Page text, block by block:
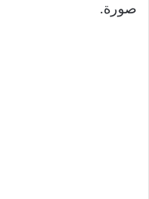
صورة.